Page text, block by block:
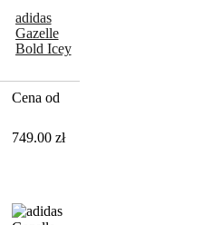
adidas
Gazelle
Bold Icey
Auburn (W)
Cena od
749.00 zł